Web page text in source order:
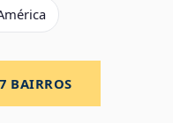
BAIRROS